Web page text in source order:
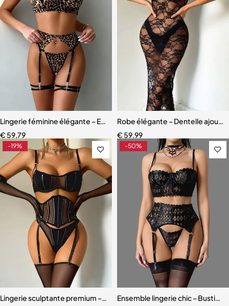
Lingerie féminine élégante – Ensemble en dentelle léopard avec
€ 59,79
Robe élégante – Dentelle
€ 59,99
-19%
Lingerie sculptante premium – Ensemble cinq pièces en maille ultra-
-50%
Ensemble lingerie chic –